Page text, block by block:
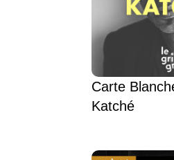
Carte
Katché